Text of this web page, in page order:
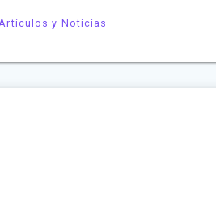
Artículos y Noticias